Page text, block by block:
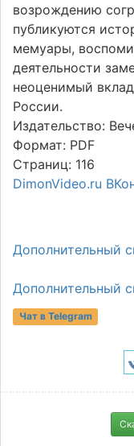
возрождению
публикуются
мемуары,
деятельности
неоценимый
России.
Издательство:
Формат: PDF
Страниц: 116
DimonVideo.ru
Дополнительный
Дополнительный
Чат в Telegram